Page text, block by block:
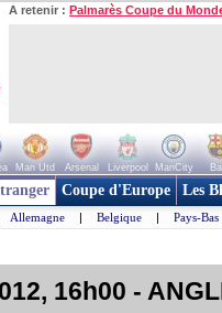
A retenir : Palmarès Coupe du
Man Utd Arsenal Liverpool ManCity
Coupe d'Europe Les
Allemagne | Belgique | Pays-Bas
16h00 -